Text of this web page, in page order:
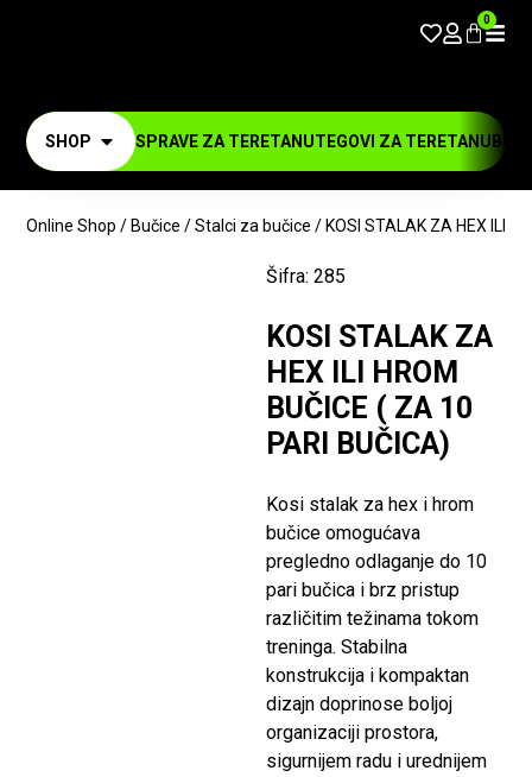
0
SHOP SPRAVE ZA TERETANUTEGOVI ZA TERETANU
Online Shop / Bučice /Stalci za bučice / KOSI STALAK ZA HEX ILI
Šifra: 285
KOSI STALAK ZA
HEX ILI HROM
BUČICE ( ZA 10
PARI BUČICA)
Kosi stalak za hex i hrom
bučice omogućava
pregledno odlaganje do 10
pari bučica i brz pristup
različitim težinama tokom
treninga. Stabilna
konstrukcija i kompaktan
dizajn doprinose boljoj
organizaciji prostora,
sigurnijem radu i urednijem